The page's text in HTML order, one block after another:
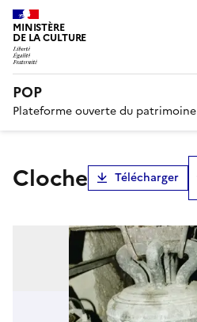
MINISTÈRE
DE LA CULTURE
POP
Plateforme ouverte du patrimoine
Cloche Télécharger